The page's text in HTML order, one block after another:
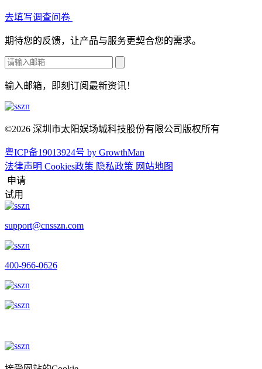
去填写调查问卷
期待您的反馈，让产品与服务更契合您的需求。
输入邮箱，即刻订阅最新资讯！
©2026 深圳市太阳娱场城科技股份有限公司版权所有
粤ICP备19013924号 by GrowthMan
法律声明 Cookies政策 隐私政策 网站地图
申请
试用
support@cnsszn.com
400-966-0626